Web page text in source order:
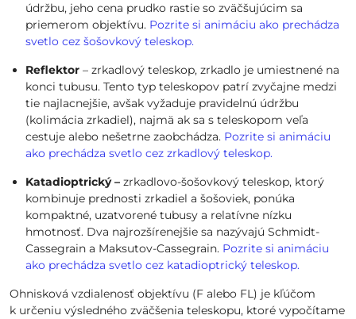
údržbu, jeho cena prudko rastie so zväčšujúcim sa
priemerom objektívu. Pozrite si animáciu ako prechádza
svetlo cez šošovkový teleskop.
Reflektor – zrkadlový teleskop, zrkadlo je umiestnené na
konci tubusu. Tento typ teleskopov patrí zvyčajne medzi
tie najlacnejšie, avšak vyžaduje pravidelnú údržbu
(kolimácia zrkadiel), najmä ak sa s teleskopom veľa
cestuje alebo nešetrne zaobchádza. Pozrite si animáciu
ako prechádza svetlo cez zrkadlový teleskop.
Katadioptrický – zrkadlovo-šošovkový teleskop, ktorý
kombinuje prednosti zrkadiel a šošoviek, ponúka
kompaktné, uzatvorené tubusy a relatívne nízku
hmotnosť. Dva najrozšírenejšie sa nazývajú Schmidt-
Cassegrain a Maksutov-Cassegrain. Pozrite si animáciu
ako prechádza svetlo cez katadioptrický teleskop.
Ohnisková vzdialenosť objektívu (F alebo FL) je kľúčom
k určeniu výsledného zväčšenia teleskopu, ktoré vypočítame